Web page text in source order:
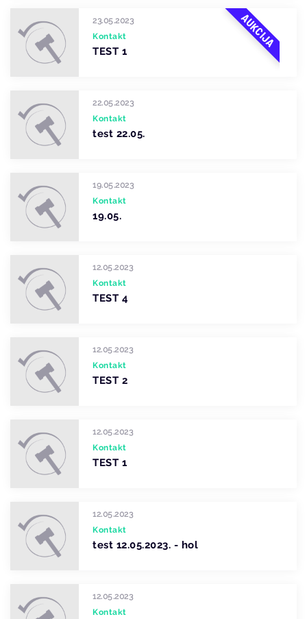
23.05.2023
Kontakt
TEST 1
AUKCIJA
22.05.2023
Kontakt
test 22.05.
19.05.2023
Kontakt
19.05.
12.05.2023
Kontakt
TEST 4
12.05.2023
Kontakt
TEST 2
12.05.2023
Kontakt
TEST 1
12.05.2023
Kontakt
test 12.05.2023. - hol
12.05.2023
Kontakt